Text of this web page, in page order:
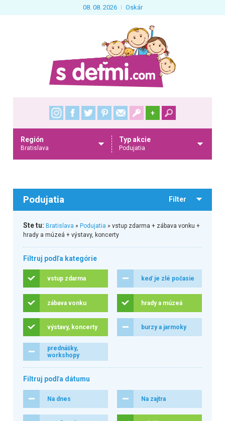
08. 08. 2026 Oskár
+
Región
Bratislava
Typ akcie
Podujatia
Podujatia Filter
Ste tu: Bratislava » Podujatia » vstup zdarma + zábava vonku +
hrady a múzeá + výstavy, koncerty
Filtruj podľa kategórie
vstup zdarma keď je zlé počasie
zábava vonku hrady a múzeá
výstavy, koncerty burzy a jarmoky
prednášky,
workshopy
Filtruj podľa dátumu
Na dnes Na zajtra